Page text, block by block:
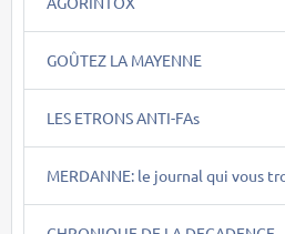
GOÛTEZ LA MAYENNE
LES ETRONS ANTI-FAs
MERDANNE: le journal qui vous